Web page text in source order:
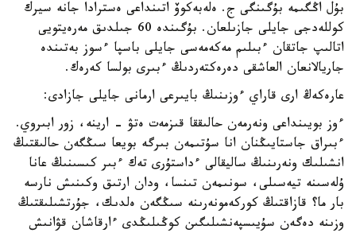
بۇل اڭگىمە بۇگىنگى ج. ەلەبەكوۆ اتىنداعى ەسترادا جانە سيرك
كوللەدجى جايلى جازىلعان. بۇگىندە 60 جىلدىق مەرەيتويى
اتالىپ جاتقان ءبىلىم مەكەمەسى جايلى باسپا ءسوز بەتىندە
جاريالانعان العاشقى دەرەكتەردىڭ ءبىرى بولسا كەرەك.
عارەكەڭ ارى قاراي ءوزىنىڭ بايىرعى ارمانى جايلى جازادى:
ءوز بويىنداعى ونەرمەن حالىققا قىزمەت ەتۋ - ارينە، زور ابىروي.
ءبىراق جاستايىڭنان انا سۇتىمەن بىرگە بويعا سىڭگەن حالىقتىڭ
انشىلىك ونەرىنىڭ ساليقالى ءداستۇرى تەك ءبىر كىسىنىڭ عانا
ۇلەسىنە تيەسىلى، سونىمەن تىنسا، ودان ارتىق وكىنىش نارسە
بار ما؟ قازاقتىڭ كوركەمونەرىنە سىڭگەن ەلدىك، جۇرتشىلىقتىڭ
وزىنە دەگەن سۇيىسپەنشىلىگىن كوڭىلىڭدى ءارقاشان قۋانىش